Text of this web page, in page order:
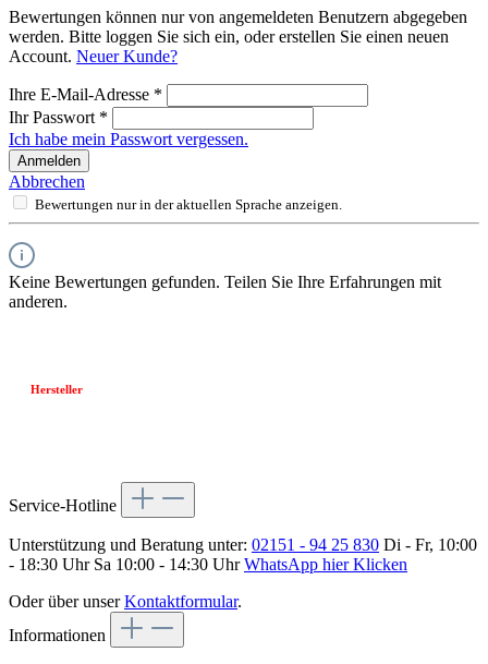
Bewertungen können nur von angemeldeten Benutzern abgegeben
werden. Bitte loggen Sie sich ein, oder erstellen Sie einen neuen
Account. Neuer Kunde?
Ihre E-Mail-Adresse *
Ihr Passwort *
Ich habe mein Passwort vergessen.
Anmelden
Abbrechen
Bewertungen nur in der aktuellen Sprache anzeigen.
Keine Bewertungen gefunden. Teilen Sie Ihre Erfahrungen mit
anderen.
Hersteller
Service-Hotline
Unterstützung und Beratung unter: 02151 - 94 25 830 Di - Fr, 10:00
- 18:30 Uhr Sa 10:00 - 14:30 UhrWhatsApp hier Klicken
Oder über unserKontaktformular.
Informationen